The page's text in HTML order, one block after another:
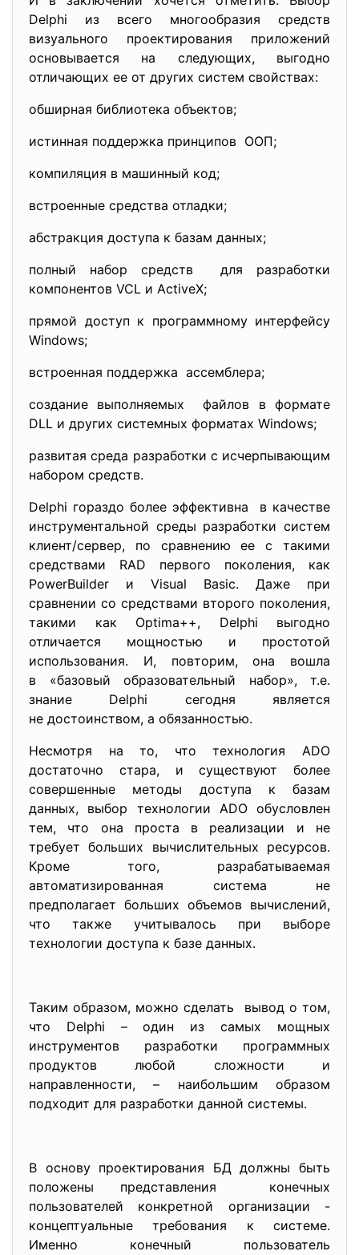
Delphi из всего многообразия средств
визуального проектирования приложений
основывается на следующих, выгодно
отличающих ее от других систем свойствах:
обширная библиотека объектов;
истинная поддержка принципов ООП;
компиляция в машинный код;
встроенные средства отладки;
абстракция доступа к базам данных;
полный набор средств для разработки
компонентов VCL и ActiveX;
прямой доступ к программному интерфейсу
Windows;
встроенная поддержка ассемблера;
создание выполняемых файлов в формате
DLL и других системных форматах Windows;
развитая среда разработки с исчерпывающим
набором средств.
Delphi гораздо более эффективна в качестве
инструментальной среды разработки систем
клиент/сервер, по сравнению ее с такими
средствами RAD первого поколения, как
PowerBuilder и Visual Basic. Даже при
сравнении со средствами второго поколения,
такими как Optima++, Delphi выгодно
отличается мощностью и простотой
использования. И, повторим, она вошла
в «базовый образовательный набор», т.е.
знание Delphi сегодня является
не достоинством, а обязанностью.
Несмотря на то, что технология ADO
достаточно стара, и существуют более
совершенные методы доступа к базам
данных, выбор технологии ADO обусловлен
тем, что она проста в реализации и не
требует больших вычислительных ресурсов.
Кроме того, разрабатываемая
автоматизированная система не
предполагает больших объемов вычислений,
что также учитывалось при выборе
технологии доступа к базе данных.
Таким образом, можно сделать вывод о том,
что Delphi – один из самых мощных
инструментов разработки программных
продуктов любой сложности и
направленности, – наибольшим образом
подходит для разработки данной системы.
В основу проектирования БД должны быть
положены представления конечных
пользователей конкретной организации -
концептуальные требования к системе.
Именно конечный пользователь